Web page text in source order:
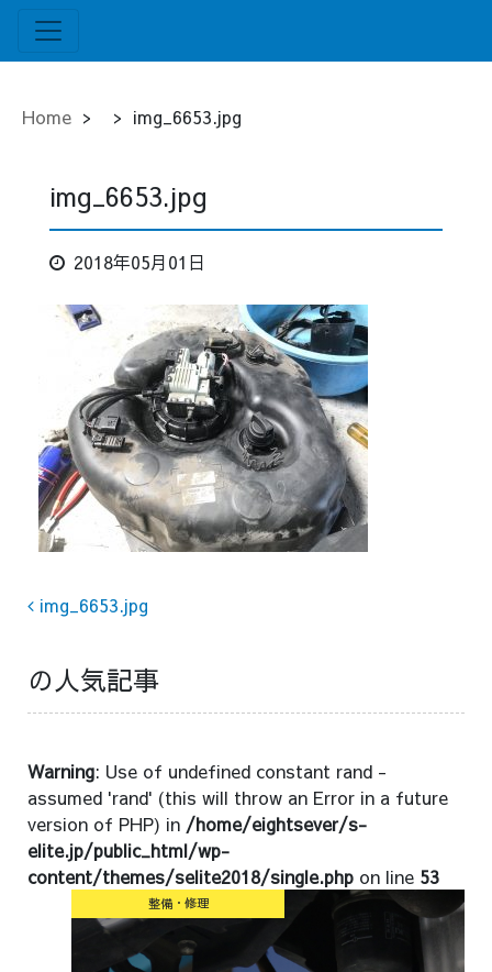
Home > > img_6653.jpg
img_6653.jpg
2018年05月01日
Post navigation
img_6653.jpg
の人気記事
Warning: Use of undefined constant rand -
assumed 'rand' (this will throw an Error in a future
version of PHP) in /home/eightsever/s-
elite.jp/public_html/wp-
content/themes/selite2018/single.php on line 53
整備・修理